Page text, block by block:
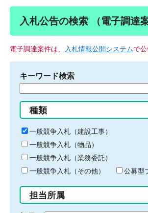
入札公告の検索 （電子調達
電子調達案件は、 入札情報公開システムで
キーワード検索
る
キ
ー
ワ
ー
ド
入
力
種類
一般競争入札（建設工事）
一般競争入札（物品）
一般競争入札（業務委託）
一般競争入札（その他）
公募型
担当所属